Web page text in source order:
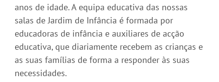
anos de idade. A equipa educativa das nossas
salas de Jardim de Infância é formada por
educadoras de infância e auxiliares de acção
educativa, que diariamente recebem as crianças e
as suas famílias de forma a responder às suas
necessidades.